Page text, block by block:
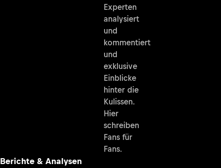
Experten
analysiert
und
kommentiert
und
exklusive
Einblicke
hinter die
Kulissen.
Hier
schreiben
Fans für
Fans.
Berichte & Analysen